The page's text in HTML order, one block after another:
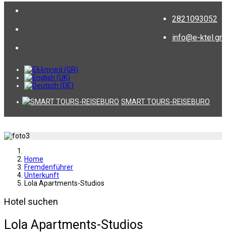
2821093052
info@e-ktel.gr
SMART TOURS-REISEBURO
Home
Fremdenführer
Unterkunft
Lola Apartments-Studios
Hotel suchen
Lola Apartments-Studios